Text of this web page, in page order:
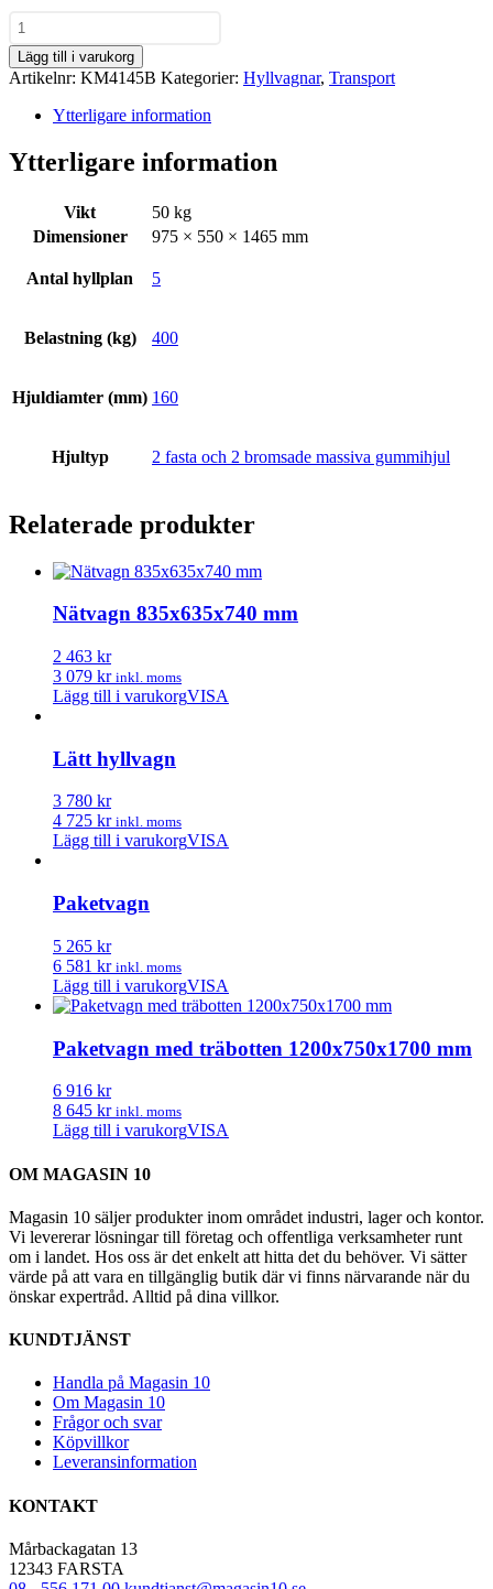
Tung
helsvetsad
hyllvagn
5
mängd
Lägg till i varukorg
Artikelnr: KM4145B Kategorier: Hyllvagnar, Transport
Ytterligare information
Ytterligare information
Vikt
50 kg
Dimensioner
975 × 550 × 1465 mm
Antal hyllplan 5
Belastning (kg) 400
Hjuldiamter (mm) 160
Hjultyp 2 fasta och 2 bromsade massiva gummihjul
Relaterade produkter
Nätvagn 835x635x740 mm
2 463 kr
3 079 kr inkl. moms
Lägg till i varukorgVISA
Lätt hyllvagn
3 780 kr
4 725 kr inkl. moms
Lägg till i varukorgVISA
Paketvagn
5 265 kr
6 581 kr inkl. moms
Lägg till i varukorgVISA
Paketvagn med träbotten 1200x750x1700 mm
6 916 kr
8 645 kr inkl. moms
Lägg till i varukorgVISA
OM MAGASIN 10
Magasin 10 säljer produkter inom området industri, lager och kontor.
Vi levererar lösningar till företag och offentliga verksamheter runt
om i landet. Hos oss är det enkelt att hitta det du behöver. Vi sätter
värde på att vara en tillgänglig butik där vi finns närvarande när du
önskar expertråd. Alltid på dina villkor.
KUNDTJÄNST
Handla på Magasin 10
Om Magasin 10
Frågor och svar
Köpvillkor
Leveransinformation
KONTAKT
Mårbackagatan 13
12343 FARSTA